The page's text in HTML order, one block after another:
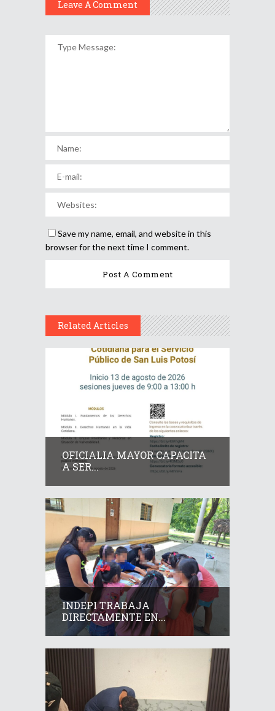
Leave A Comment
Save my name, email, and website in this
browser for the next time I comment.
Related Articles
OFICIALIA MAYOR CAPACITA
A SER...
INDEPI TRABAJA
DIRECTAMENTE EN...